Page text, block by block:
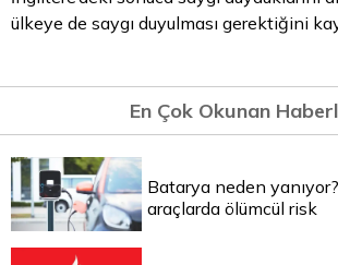
ülkeye de saygı duyulması gerektiğini
En Çok Okunan
Batarya neden
araçlarda ölümcül risk